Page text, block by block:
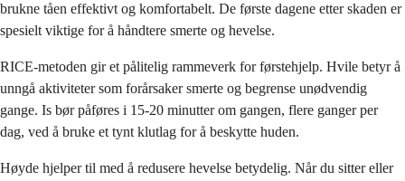
brukne tåen effektivt og komfortabelt. De første dagene etter skaden er
spesielt viktige for å håndtere smerte og hevelse.
RICE-metoden gir et pålitelig rammeverk for førstehjelp. Hvile betyr å
unngå aktiviteter som forårsaker smerte og begrense unødvendig
gange. Is bør påføres i 15-20 minutter om gangen, flere ganger per
dag, ved å bruke et tynt klutlag for å beskytte huden.
Høyde hjelper til med å redusere hevelse betydelig. Når du sitter eller